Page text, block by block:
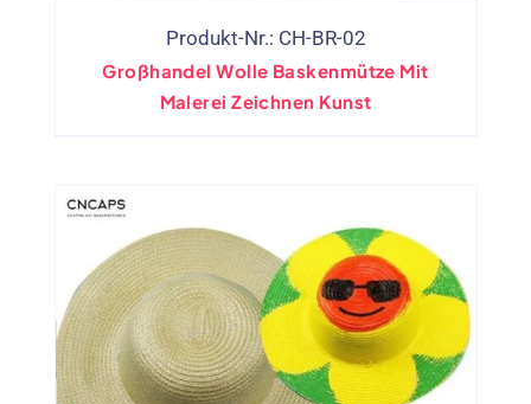
Produkt-Nr.: CH-BR-02
Großhandel Wolle Baskenmütze Mit
Malerei Zeichnen Kunst